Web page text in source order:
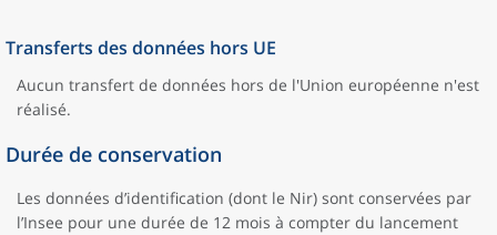
Transferts des données hors UE
Aucun transfert de données hors de l'Union européenne n'est
réalisé.
Durée de conservation
Les données d’identification (dont le Nir) sont conservées par
l’Insee pour une durée de 12 mois à compter du lancement